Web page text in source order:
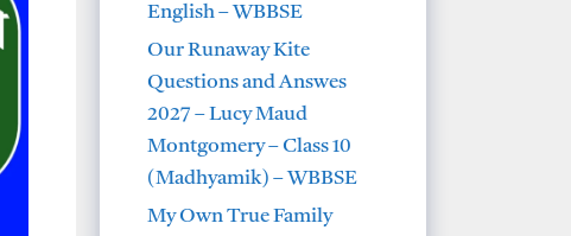
English – WBBSE
Our Runaway Kite
Questions and Answes
2027 – Lucy Maud
Montgomery – Class 10
(Madhyamik) – WBBSE
My Own True Family